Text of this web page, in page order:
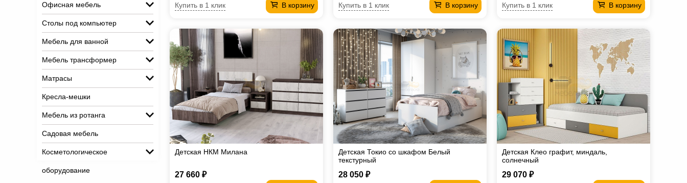
Офисная мебель
Столы под компьютер
Мебель для ванной
Мебель трансформер
Матрасы
Кресла-мешки
Мебель из ротанга
Садовая мебель
Косметологическое
оборудование
В корзину
Купить в 1 клик В корзину
Купить в 1 клик В корзину
Купить в 1 клик
Детская НКМ Милана
27 660 ₽
Детская Токио со шкафом Белый
текстурный
28 050 ₽
Детская Клео графит, миндаль,
солнечный
29 070 ₽